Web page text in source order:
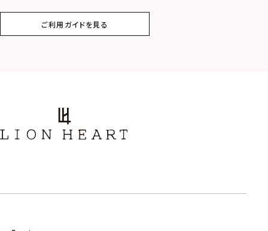
スター
フラワー
ご利用ガイドを見る